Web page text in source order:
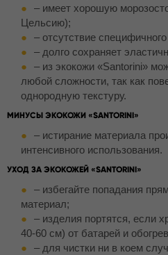
– имеет хорошую
Цельсию);
– отсутствие
– долго сохраняет
– из экокожи «Santorini»
любой сложности, так как
однородную текстуру.
МИНУСЫ ЭКОКОЖИ «SANTORINI»
– истирание материала
интенсивного использования.
УХОД ЗА ЭКОКОЖЕЙ «SANTORINI»
– избегайте попадания
материал;
– изделия портятся, если
40-60 см) от батарей и
– для чистки ни в коем